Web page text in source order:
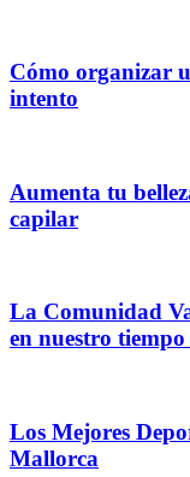
Cómo organizar
intento
Aumenta tu
capilar
La Comunidad
en nuestro
Los Mejores
Mallorca